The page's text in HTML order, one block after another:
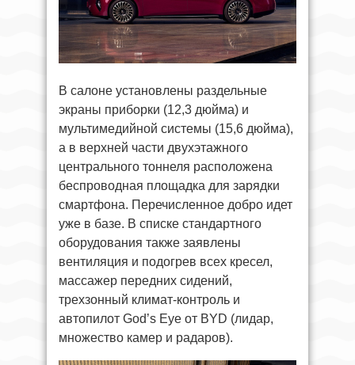
В салоне установлены раздельные
экраны приборки (12,3 дюйма) и
мультимедийной системы (15,6 дюйма),
а в верхней части двухэтажного
центрального тоннеля расположена
беспроводная площадка для зарядки
смартфона. Перечисленное добро идет
уже в базе. В списке стандартного
оборудования также заявлены
вентиляция и подогрев всех кресел,
массажер передних сидений,
трехзонный климат-контроль и
автопилот God’s Eye от BYD (лидар,
множество камер и радаров).